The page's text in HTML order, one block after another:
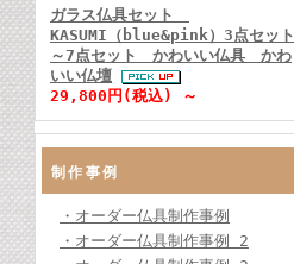
ガラス仏具セット
KASUMI（blue&pink）3点セット
～7点セット かわいい仏具 かわ
いい仏壇
29,800円(税込) ～
制作事例
・オーダー仏具制作事例
・オーダー仏具制作事例 2